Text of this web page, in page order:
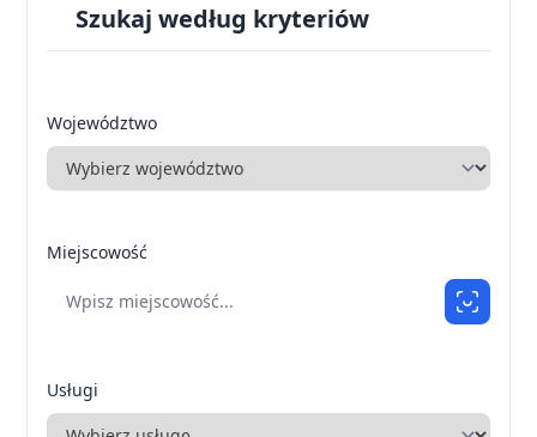
Szukaj według kryteriów
Województwo
Miejscowość
Usługi